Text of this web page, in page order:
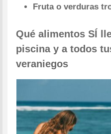
Fruta o verduras
Qué alimentos SÍ
piscina y a todos
veraniegos